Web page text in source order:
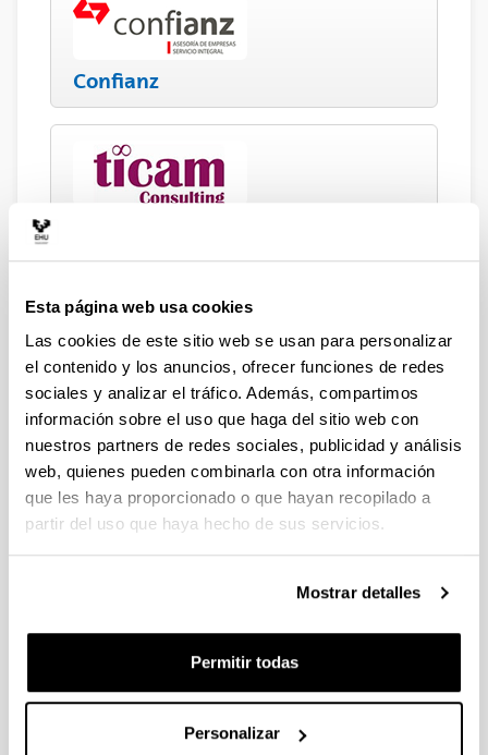
Esta página web usa cookies
Las cookies de este sitio web se usan para personalizar
el contenido y los anuncios, ofrecer funciones de redes
sociales y analizar el tráfico. Además, compartimos
información sobre el uso que haga del sitio web con
nuestros partners de redes sociales, publicidad y análisis
web, quienes pueden combinarla con otra información
que les haya proporcionado o que hayan recopilado a
partir del uso que haya hecho de sus servicios.
Mostrar detalles
Permitir todas
Personalizar
Confianz
Garrigues
Celulosas Vascas